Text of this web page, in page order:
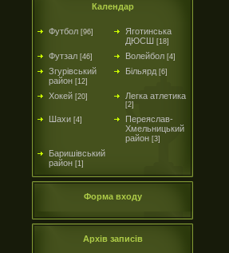
Календар
Футбол [96]
Яготинська
ДЮСШ [18]
Футзал [46] Волейбол [4]
Згурівський
район [12]
Більярд [6]
Хокей [20] Легка атлетика
[2]
Шахи [4]
Переяслав-
Хмельницький
район [3]
Баришівський
район [1]
Форма входу
Архів записів